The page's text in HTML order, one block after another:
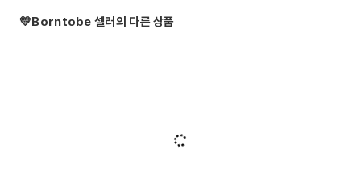
💛Borntobe 셀러의 다른 상품